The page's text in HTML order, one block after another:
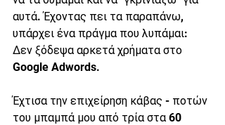
αυτά. Έχοντας πει τα παραπάνω,
υπάρχει ένα πράγμα που λυπάμαι:
Δεν ξόδεψα αρκετά χρήματα στο
Google Adwords.
Έχτισα την επιχείρηση κάβας - ποτών
του μπαμπά μου από τρία στα 60